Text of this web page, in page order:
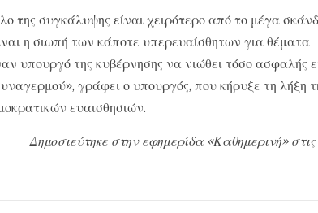
της συγκάλυψης είναι χειρότερο από το μέγα
η σιωπή των κάποτε υπερευαίσθητων για θέματα
υπουργό της κυβέρνησης να νιώθει τόσο ασφαλής
γράφει ο υπουργός, που κήρυξε τη λήξη
ευαισθησιών.
Δημοσιεύτηκε στην εφημερίδα «Καθημερινή» στις